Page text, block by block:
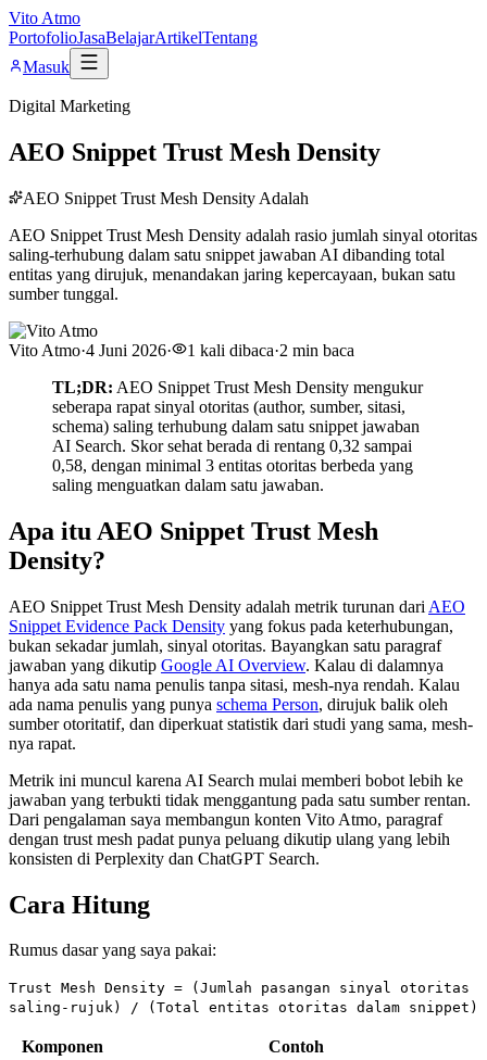
Vito Atmo
PortofolioJasaBelajarArtikelTentang
Masuk
Digital Marketing
AEO Snippet Trust Mesh Density
AEO Snippet Trust Mesh Density Adalah
AEO Snippet Trust Mesh Density adalah rasio jumlah sinyal otoritas
saling-terhubung dalam satu snippet jawaban AI dibanding total
entitas yang dirujuk, menandakan jaring kepercayaan, bukan satu
sumber tunggal.
Vito Atmo·4 Juni 2026· 1 kali dibaca·2 min baca
TL;DR: AEO Snippet Trust Mesh Density mengukur
seberapa rapat sinyal otoritas (author, sumber, sitasi,
schema) saling terhubung dalam satu snippet jawaban
AI Search. Skor sehat berada di rentang 0,32 sampai
0,58, dengan minimal 3 entitas otoritas berbeda yang
saling menguatkan dalam satu jawaban.
Apa itu AEO Snippet Trust Mesh
Density?
AEO Snippet Trust Mesh Density adalah metrik turunan dari AEO
Snippet Evidence Pack Density yang fokus pada keterhubungan,
bukan sekadar jumlah, sinyal otoritas. Bayangkan satu paragraf
jawaban yang dikutip Google AI Overview. Kalau di dalamnya
hanya ada satu nama penulis tanpa sitasi, mesh-nya rendah. Kalau
ada nama penulis yang punya schema Person, dirujuk balik oleh
sumber otoritatif, dan diperkuat statistik dari studi yang sama, mesh-
nya rapat.
Metrik ini muncul karena AI Search mulai memberi bobot lebih ke
jawaban yang terbukti tidak menggantung pada satu sumber rentan.
Dari pengalaman saya membangun konten Vito Atmo, paragraf
dengan trust mesh padat punya peluang dikutip ulang yang lebih
konsisten di Perplexity dan ChatGPT Search.
Cara Hitung
Rumus dasar yang saya pakai:
Trust Mesh Density = (Jumlah pasangan sinyal otoritas
saling-rujuk) / (Total entitas otoritas dalam snippet)
Komponen
Contoh